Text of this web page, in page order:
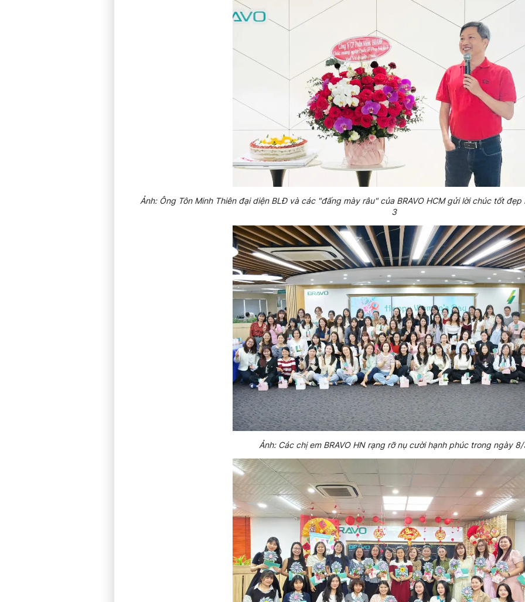
Ảnh: Ông Tôn Minh Thiên đại diện BLĐ và các "đấng mày râu" của BRAVO HCM gửi lời chúc tốt
3
Ảnh: Các chị em BRAVO HN rạng rỡ nụ cười hạnh phúc trong ngày